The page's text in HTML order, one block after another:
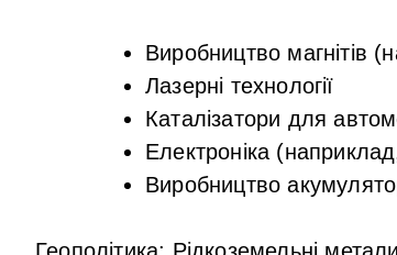
Виробництво магнітів
Лазерні технології
Каталізатори для
Електроніка
Виробництво